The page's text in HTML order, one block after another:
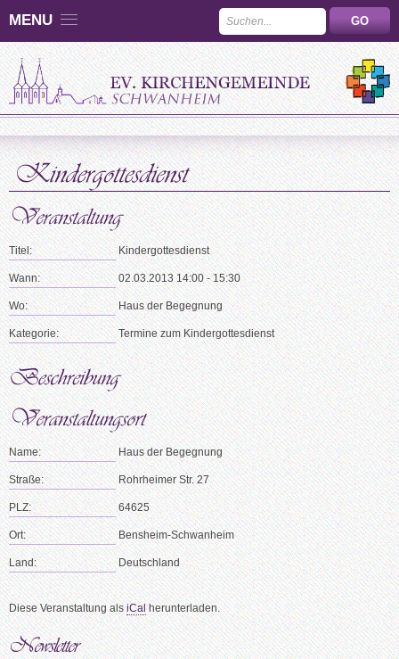
MENU
Titel: Kindergottesdienst
Wann: 02.03.2013 14:00 - 15:30
Wo: Haus der Begegnung
Kategorie: Termine zum Kindergottesdienst
Name: Haus der Begegnung
Straße: Rohrheimer Str. 27
PLZ: 64625
Ort: Bensheim-Schwanheim
Land: Deutschland
Diese Veranstaltung alsiCalherunterladen.